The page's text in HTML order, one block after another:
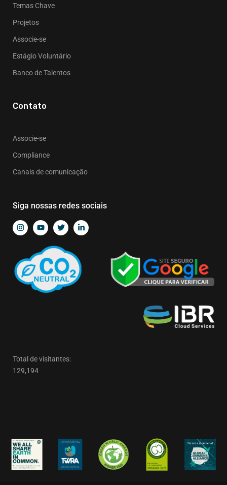
Temas Chave
Projetos
Associe-se
Estágio Voluntário
Banco de Talentos
Contato
Associe-se
Compliance
Canais de comunicação
Siga nossas redes sociais
Total de visitantes:
129,194